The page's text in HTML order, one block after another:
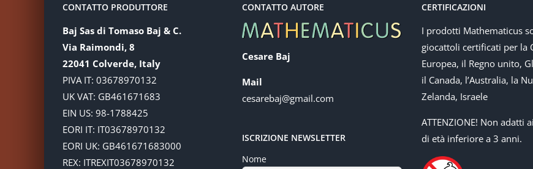
CONTATTO PRODUTTORE
Baj Sas di Tomaso Baj & C.
Via Raimondi, 8
22041 Colverde, Italy
PIVA IT: 03678970132
UK VAT: GB461671683
EIN US: 98-1788425
EORI IT: IT03678970132
EORI UK: GB461671683000
REX: ITREXIT03678970132
CONTATTO AUTORE
Cesare Baj
Mail
cesarebaj@gmail.com
ISCRIZIONE NEWSLETTER
Nome
CERTIFICAZIONI
I prodotti Mathematicus
giocattoli certificati per la
Europea, il Regno unito,
il Canada, l’Australia, la
Zelanda, Israele
ATTENZIONE! Non adatti
di età inferiore a 3 anni.